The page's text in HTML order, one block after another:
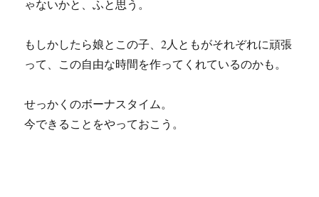
ゃないかと、ふと思う。
もしかしたら娘とこの子、2人ともがそれぞれに頑張
って、この自由な時間を作ってくれているのかも。
せっかくのボーナスタイム。
今できることをやっておこう。